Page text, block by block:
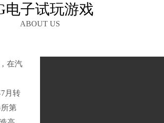
电子试玩游戏
ABOUT US
在汽
月转
第